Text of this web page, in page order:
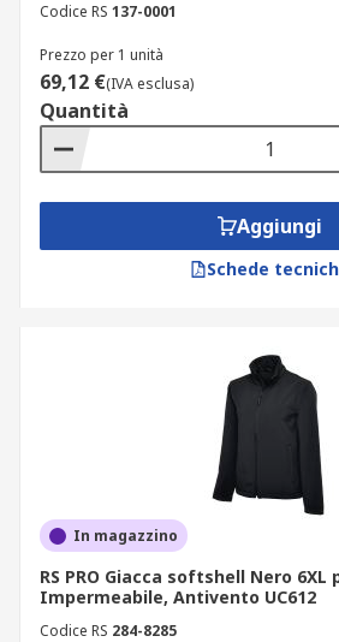
Codice RS 137-0001
Prezzo per 1 unità
69,12 €(IVA esclusa)
Quantità
Aggiungi
Schede
In magazzino
RS PRO Giacca softshell Nero 6XL
Impermeabile, Antivento UC612
Codice RS 284-8285